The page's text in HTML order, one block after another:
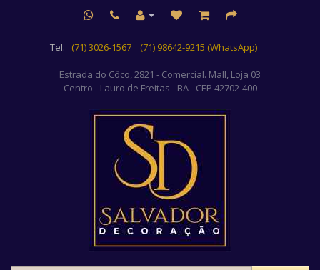
Tel. (71) 3026-1567 (71) 98642-9215 (WhatsApp)
Estrada do Côco, 2821 - Comercial. Mall, Loja 03
Centro - Lauro de Freitas - BA - CEP 42702-400